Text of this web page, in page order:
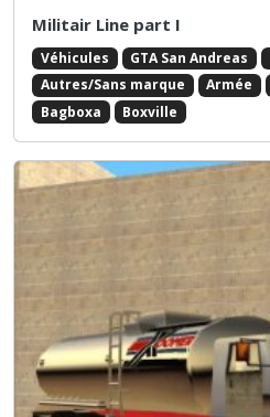
Militair Line part I
Véhicules GTA San Andreas
Autres/Sans marque
Armée
Bagboxa
Boxville